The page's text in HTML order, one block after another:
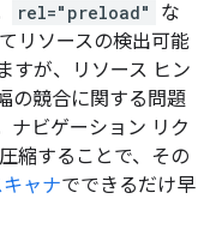
rel="preload"
な
リソースの検出可能
すが、リソース ヒン
の競合に関する問題
ナビゲーション リク
縮することで、その
ャナでできるだけ早